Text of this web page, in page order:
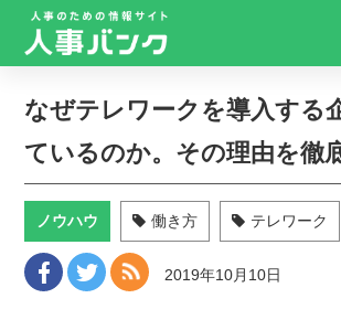
なぜテレワークを導入する
ているのか。その理由を徹
ノウハウ 働き方 テレワーク
2019年10月10日